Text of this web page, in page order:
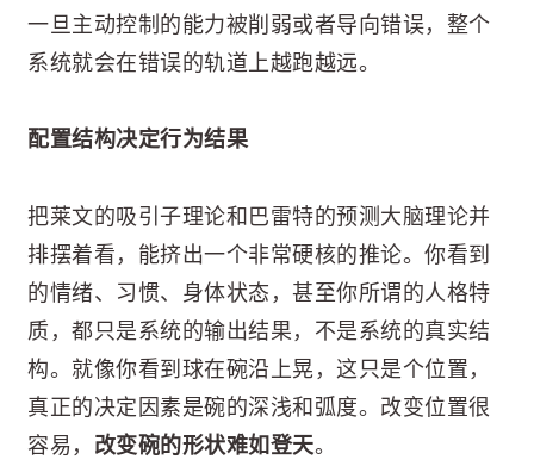
一旦主动控制的能力被削弱或者导向错误，整个
系统就会在错误的轨道上越跑越远。
配置结构决定行为结果
把莱文的吸引子理论和巴雷特的预测大脑理论并
排摆着看，能挤出一个非常硬核的推论。你看到
的情绪、习惯、身体状态，甚至你所谓的人格特
质，都只是系统的输出结果，不是系统的真实结
构。就像你看到球在碗沿上晃，这只是个位置，
真正的决定因素是碗的深浅和弧度。改变位置很
容易， 改变碗的形状难如登天。